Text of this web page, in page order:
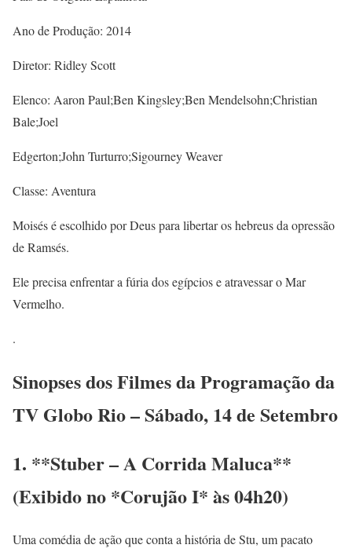
Ano de Produção: 2014
Diretor: Ridley Scott
Elenco: Aaron Paul;Ben Kingsley;Ben Mendelsohn;Christian
Bale;Joel
Edgerton;John Turturro;Sigourney Weaver
Classe: Aventura
Moisés é escolhido por Deus para libertar os hebreus da opressão
de Ramsés.
Ele precisa enfrentar a fúria dos egípcios e atravessar o Mar
Vermelho.
.
Sinopses dos Filmes da Programação da
TV Globo Rio – Sábado, 14 de Setembro
1. **Stuber – A Corrida Maluca**
(Exibido no *Corujão I* às 04h20)
Uma comédia de ação que conta a história de Stu, um pacato